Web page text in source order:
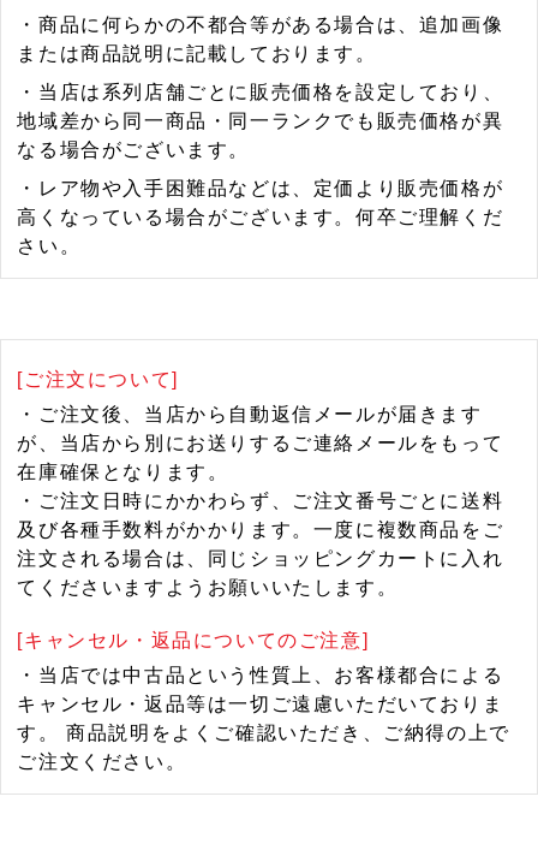
・商品に何らかの不都合等がある場合は、追加画像
または商品説明に記載しております。
・当店は系列店舗ごとに販売価格を設定しており、
地域差から同一商品・同一ランクでも販売価格が異
なる場合がございます。
・レア物や入手困難品などは、定価より販売価格が
高くなっている場合がございます。何卒ご理解くだ
さい。
[ご注文について]
・ご注文後、当店から自動返信メールが届きます
が、当店から別にお送りするご連絡メールをもって
在庫確保となります。
・ご注文日時にかかわらず、ご注文番号ごとに送料
及び各種手数料がかかります。一度に複数商品をご
注文される場合は、同じショッピングカートに入れ
てくださいますようお願いいたします。
[キャンセル・返品についてのご注意]
・当店では中古品という性質上、お客様都合による
キャンセル・返品等は一切ご遠慮いただいておりま
す。 商品説明をよくご確認いただき、ご納得の上で
ご注文ください。